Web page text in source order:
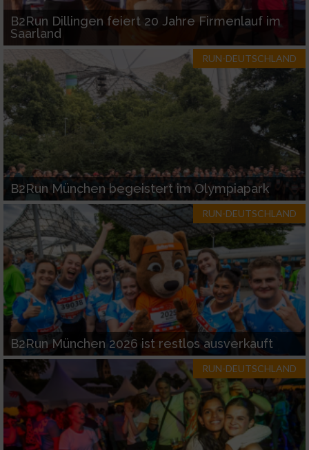
B2Run Dillingen feiert 20 Jahre Firmenlauf im
Saarland
RUN-DEUTSCHLAND
B2Run München begeistert im Olympiapark
RUN-DEUTSCHLAND
B2Run München 2026 ist restlos ausverkauft
RUN-DEUTSCHLAND